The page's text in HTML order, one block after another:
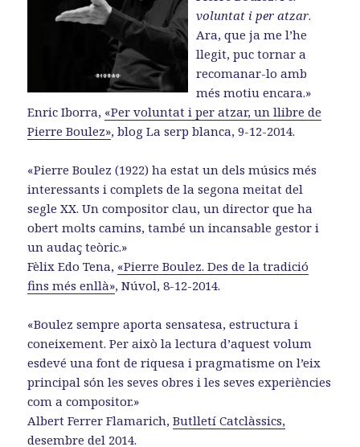
voluntat i per atzar.
Ara, que ja me l’he
llegit, puc tornar a
recomanar-lo amb
més motiu encara.»
Enric Iborra, «Per voluntat i per atzar, un llibre de
Pierre Boulez», blog La serp blanca, 9-12-2014.
«Pierre Boulez (1922) ha estat un dels músics més
interessants i complets de la segona meitat del
segle XX. Un compositor clau, un director que ha
obert molts camins, també un incansable gestor i
un audaç teòric.»
Fèlix Edo Tena, «Pierre Boulez. Des de la tradició
fins més enllà», Núvol, 8-12-2014.
«Boulez sempre aporta sensatesa, estructura i
coneixement. Per això la lectura d’aquest volum
esdevé una font de riquesa i pragmatisme on l’eix
principal són les seves obres i les seves experiències
com a compositor.»
Albert Ferrer Flamarich,Butlletí Catclàssics,
desembre del 2014.